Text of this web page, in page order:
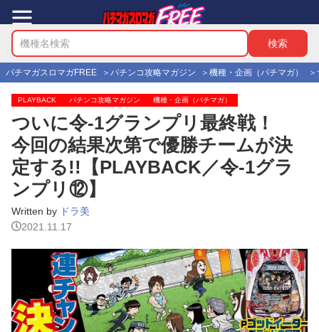
パチマガスロマガFREE パチンコ攻略マガジン 機種・企画（パチマガ）
PLAYBACK パチンコ攻略マガジン 機種・企画（パチマガ）
ついに令-1グランプリ最終戦！
今回の結果次第で優勝チームが決
定する!!【PLAYBACK／令-1グラ
ンプリ⑫】
Written by ドラ美
2021.11.17